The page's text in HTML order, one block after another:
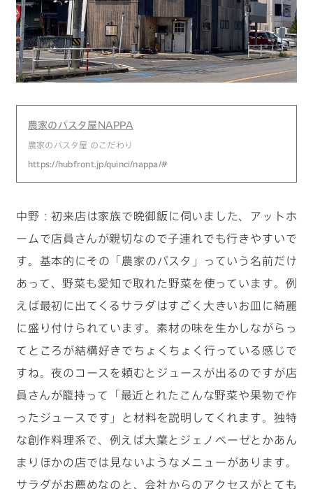
農家のパスタ屋NAPPA
農家のパスタ屋 のこだわり
https://hubfront.jp/quinci/nappa/#
中野：初来店は家族で晩御飯に伺いました、アットホ
ームで店員さんが親切なので子連れでも行きやすいで
す。基本的にその「農家のパスタ」っていう名前だけ
あって、野菜も愛知で取れた野菜を使っています。例
えば最初に出てくるサラダはすごく大きいお皿に綺麗
に盛り付けられています。素材の味を生かしながらっ
てところが結構好きでちょくちょく行っている感じで
すね。夜のコースを頼むとジュースが出るのですが店
員さんが籠持って「最近とれたこんな野菜や果物で作
ったジュースです」と材料を説明してくれます。独特
な創作料理系で、例えば大葉とジェノベーゼとかあん
まりほかの店では見ないようなメニューがあります。
サラダがお薦めなのと、会社からのアクセスがとても